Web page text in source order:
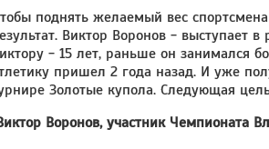
поднять желаемый вес
Виктор Воронов - выступает
- 15 лет, раньше он занимался
пришел 2 года назад. И уже
Золотые купола. Следующая
Воронов, участник Чемпионата